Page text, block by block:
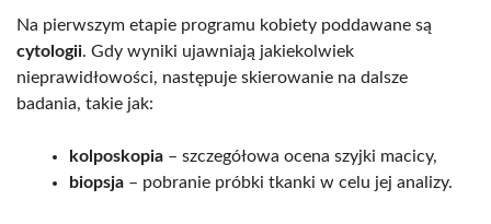
Na pierwszym etapie programu kobiety poddawane są
cytologii. Gdy wyniki ujawniają jakiekolwiek
nieprawidłowości, następuje skierowanie na dalsze
badania, takie jak:
kolposkopia – szczegółowa ocena szyjki macicy,
biopsja – pobranie próbki tkanki w celu jej analizy.